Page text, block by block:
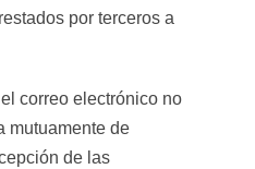
por terceros a
correo electrónico no
mutuamente de
de las